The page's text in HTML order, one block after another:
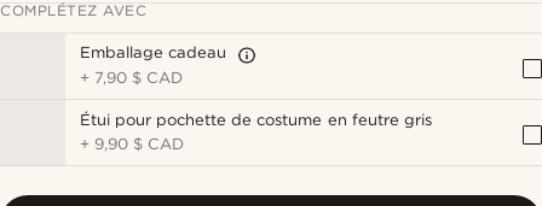
COMPLÉTEZ AVEC
Emballage cadeau
+ 7,90 $ CAD
Étui pour pochette de costume en feutre gris
+ 9,90 $ CAD